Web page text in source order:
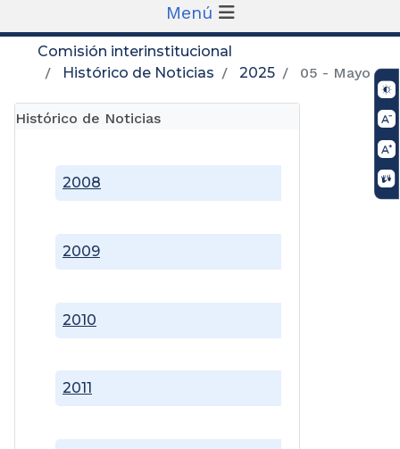
Menú
Comisión interinstitucional
Histórico de Noticias
2025 05 - Mayo
Histórico de Noticias
2008
2009
2010
2011